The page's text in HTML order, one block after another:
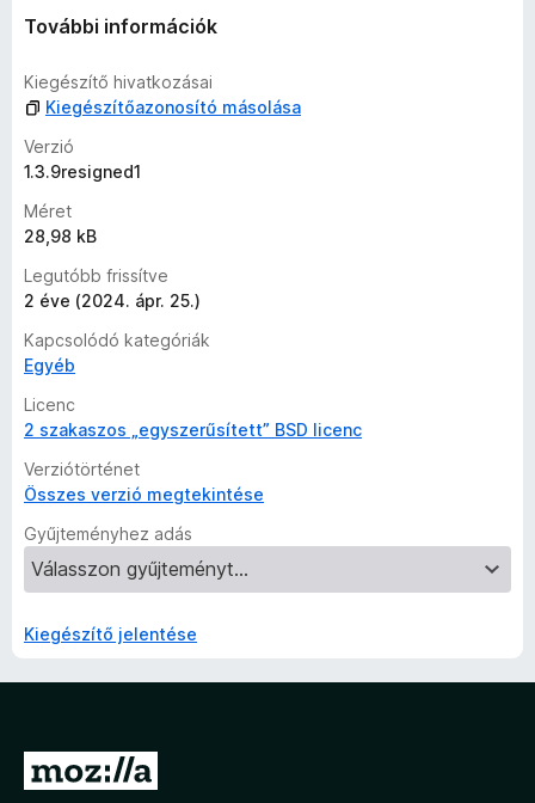
r
k
e
l
é
e
k
További információk
Kiegészítő hivatkozásai
Kiegészítőazonosító másolása
Verzió
1.3.9resigned1
Méret
28,98 kB
Legutóbb frissítve
2 éve (2024. ápr. 25.)
Kapcsolódó kategóriák
Egyéb
Licenc
2 szakaszos „egyszerűsített” BSD licenc
Verziótörténet
Összes verzió megtekintése
Gyűjteményhez adás
Kiegészítő jelentése
U